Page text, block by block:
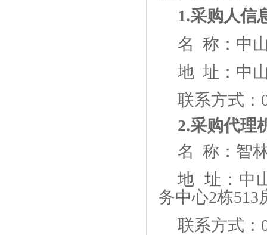
1.采购人信
名 称：中
地 址：中
联系方式：
2.采购代理
名 称：智
地 址：中
务中心2栋513
联系方式：